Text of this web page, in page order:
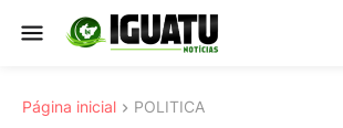
Página inicial POLITICA